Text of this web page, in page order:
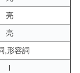
亮
亮
,形容詞